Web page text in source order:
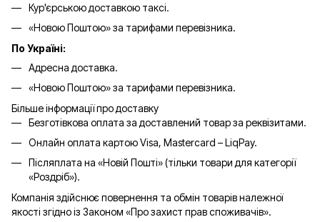
Кур'єрською доставкою таксі.
«Новою Поштою» за тарифами перевізника.
По Україні:
Адресна доставка.
«Новою Поштою» за тарифами перевізника.
Більше інформації про доставку
Безготівкова оплата за доставлений товар за реквізитами.
Онлайн оплата картою Visa, Mastercard – LiqPay.
Післяплата на «Новій Пошті» (тільки товари для категорії
«Роздріб»).
Компанія здійснює повернення та обмін товарів належної
якості згідно із Законом «Про захист прав споживачів».